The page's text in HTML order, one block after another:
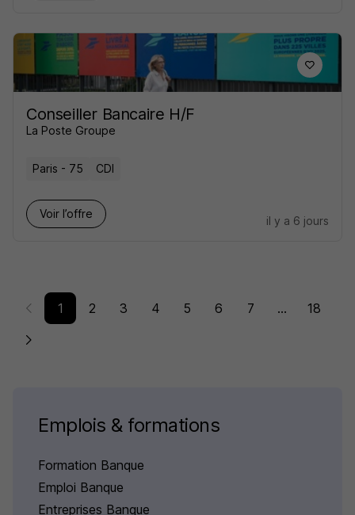
Conseiller Bancaire H/F
La Poste Groupe
Paris - 75 CDI
Voir l’offre
il y a 6 jours
1 2 3 4 5 6 7 ... 18
Emplois & formations
Formation Banque
Emploi Banque
Entreprises Banque